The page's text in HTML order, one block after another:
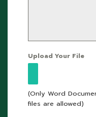
Upload Your File
(Only Word
files are allowed)